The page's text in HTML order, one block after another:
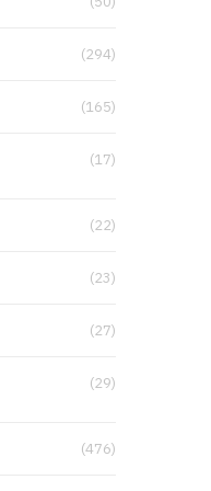
(294)
(165)
(17)
(22)
(23)
(27)
(29)
(476)